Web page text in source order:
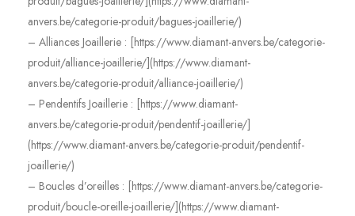
anvers.be/categorie-produit/bagues-joaillerie/)
– Alliances Joaillerie : [https://www.diamant-anvers.be/categorie-
produit/alliance-joaillerie/](https://www.diamant-
anvers.be/categorie-produit/alliance-joaillerie/)
– Pendentifs Joaillerie : [https://www.diamant-
anvers.be/categorie-produit/pendentif-joaillerie/]
(https://www.diamant-anvers.be/categorie-produit/pendentif-
joaillerie/)
– Boucles d’oreilles : [https://www.diamant-anvers.be/categorie-
produit/boucle-oreille-joaillerie/](https://www.diamant-